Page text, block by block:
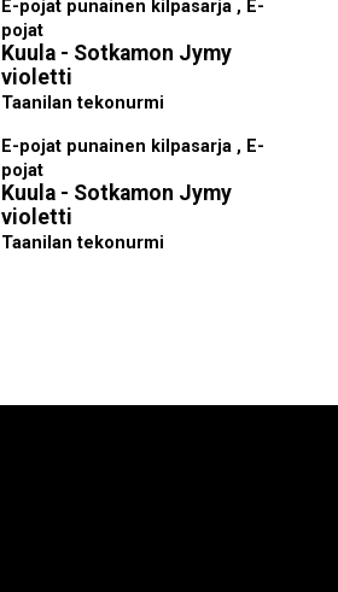
E-pojat punainen kilpasarja , E-
pojat
Kuula - Sotkamon Jymy
violetti
Taanilan tekonurmi
E-pojat punainen kilpasarja , E-
pojat
Kuula - Sotkamon Jymy
violetti
Taanilan tekonurmi